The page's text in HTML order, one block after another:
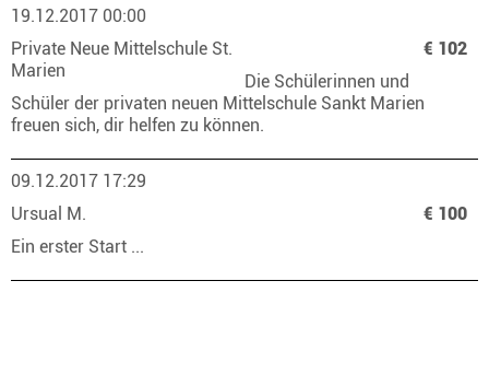
19.12.2017 00:00
Private Neue Mittelschule St.
Marien
€ 102
Die Schülerinnen und
Schüler der privaten neuen Mittelschule Sankt Marien
freuen sich, dir helfen zu können.
09.12.2017 17:29
Ursual M.
€ 100
Ein erster Start ...